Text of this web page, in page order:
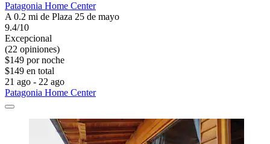
Patagonia Home Center
A 0.2 mi de Plaza 25 de mayo
9.4/10
Excepcional
(22 opiniones)
$149 por noche
$149 en total
21 ago - 22 ago
Patagonia Home Center